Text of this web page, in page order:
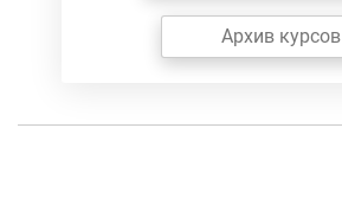
Архив курсов